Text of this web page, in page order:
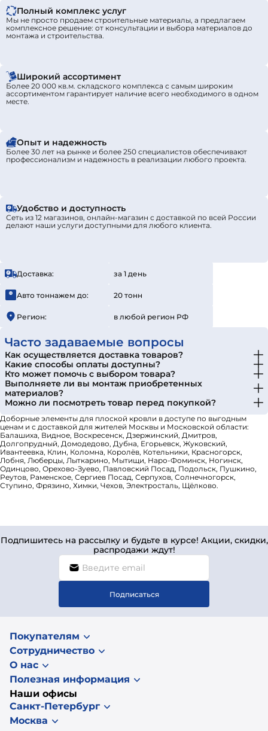
Полный комплекс услуг
Мы не просто продаем строительные материалы, а предлагаем
комплексное решение: от консультации и выбора материалов до
монтажа и строительства.
Широкий ассортимент
Более 20 000 кв.м. складского комплекса с самым широким
ассортиментом гарантирует наличие всего необходимого в одном
месте.
Опыт и надежность
Более 30 лет на рынке и более 250 специалистов обеспечивают
профессионализм и надежность в реализации любого проекта.
Удобство и доступность
Сеть из 12 магазинов, онлайн-магазин с доставкой по всей России
делают наши услуги доступными для любого клиента.
Доставка: за 1 день
Авто тоннажем до: 20 тонн
Регион: в любой регион РФ
Часто задаваемые вопросы
Как осуществляется доставка товаров?
Какие способы оплаты доступны?
Кто может помочь с выбором товара?
Выполняете ли вы монтаж приобретенных
материалов?
Можно ли посмотреть товар перед покупкой?
Доборные элементы для плоской кровли в доступе по выгодным
ценам и с доставкой для жителей Москвы и Московской области:
Балашиха, Видное, Воскресенск, Дзержинский, Дмитров,
Долгопрудный, Домодедово, Дубна, Егорьевск, Жуковский,
Ивантеевка, Клин, Коломна, Королёв, Котельники, Красногорск,
Лобня, Люберцы, Лыткарино, Мытищи, Наро-Фоминск, Ногинск,
Одинцово, Орехово-Зуево, Павловский Посад, Подольск, Пушкино,
Реутов, Раменское, Сергиев Посад, Серпухов, Солнечногорск,
Ступино, Фрязино, Химки, Чехов, Электросталь, Щёлково.
Подпишитесь на рассылку и будьте в курсе! Акции, скидки,
распродажи ждут!
Подписаться
Покупателям
Сотрудничество
О нас
Полезная информация
Наши офисы
Санкт-Петербург
Москва